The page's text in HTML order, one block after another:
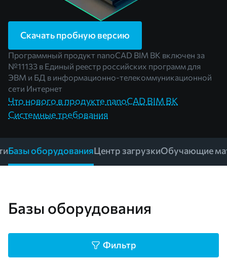
Скачать пробную версию
Программный продукт nanoCAD BIM BK включен за
№11133 в Единый реестр российских программ для
ЭВМ и БД в информационно-телекоммуникационной
сети Интернет
Что нового в продукте nanoCAD BIM ВК
Системные требования
Базы оборудованияЦентр загрузкиОбучающие
Базы оборудования
Фильтр